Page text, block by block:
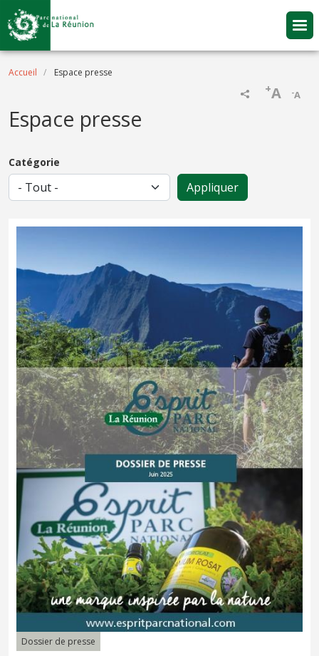
Aller au contenu principal
Fil d'Ariane
Accueil Espace presse
-A
+A
Espace presse
Catégorie
Dossier de presse